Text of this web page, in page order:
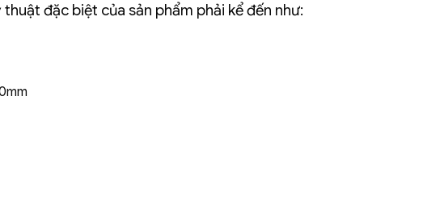
đặc biệt của sản phẩm phải kể đến như: